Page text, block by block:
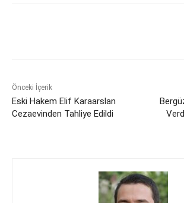
Önceki İçerik
Eski Hakem Elif Karaarslan
Cezaevinden Tahliye Edildi